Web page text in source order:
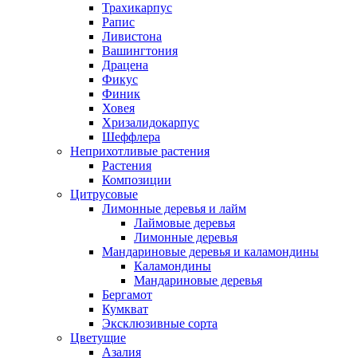
Трахикарпус
Рапис
Ливистона
Вашингтония
Драцена
Фикус
Финик
Ховея
Хризалидокарпус
Шеффлера
Неприхотливые растения
Растения
Композиции
Цитрусовые
Лимонные деревья и лайм
Лаймовые деревья
Лимонные деревья
Мандариновые деревья и каламондины
Каламондины
Мандариновые деревья
Бергамот
Кумкват
Эксклюзивные сорта
Цветущие
Азалия